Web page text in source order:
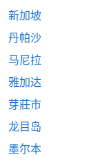
新加坡
丹帕沙
马尼拉
雅加达
芽莊市
龙目岛
墨尔本